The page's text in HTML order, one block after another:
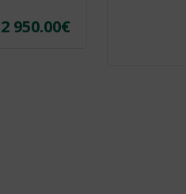
2 950.00€